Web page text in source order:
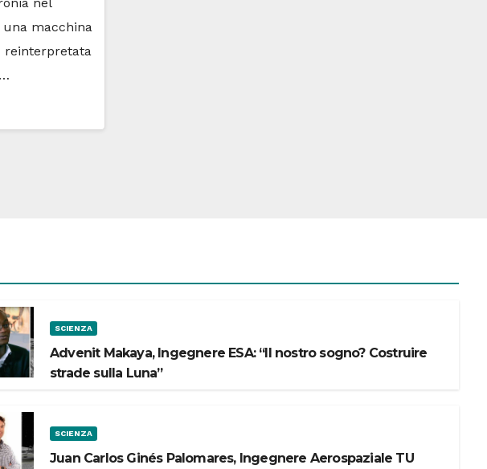
una macchina
reinterpretata
SCIENZA
Advenit Makaya, Ingegnere ESA: “Il nostro sogno? Costruire
strade sulla Luna”
SCIENZA
Juan Carlos Ginés Palomares, Ingegnere Aerospaziale TU